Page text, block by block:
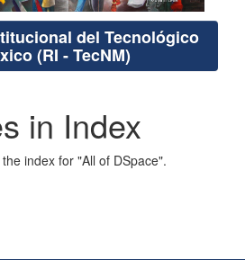
del Tecnológico
(RI - TecNM)
in Index
index for "All of DSpace".